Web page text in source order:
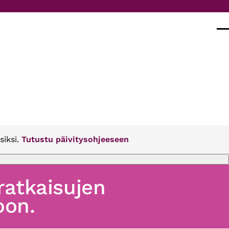
Tutustu päivitysohjeeseen